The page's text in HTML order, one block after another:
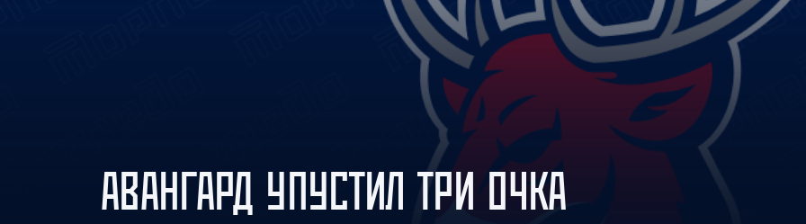
Амур
Барыс
Салават Юлаев
Сибирь
АВАНГАРД УПУСТИЛ ТРИ ОЧКА